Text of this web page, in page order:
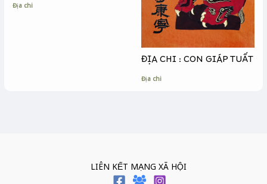
Địa chi
ĐỊA CHI : CON GIÁP TUẤT
Địa chi
LIÊN KẾT MẠNG XÃ HỘI